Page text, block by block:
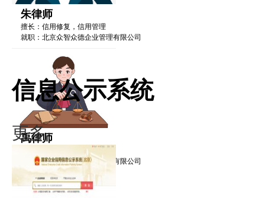
朱律师
擅长：信用修复，信用管理
就职：北京众智众德企业管理有限公司
禹律师
擅长：信用修复，信用管理
就职：北京众智众德企业管理有限公司
信息公示系统
更多·